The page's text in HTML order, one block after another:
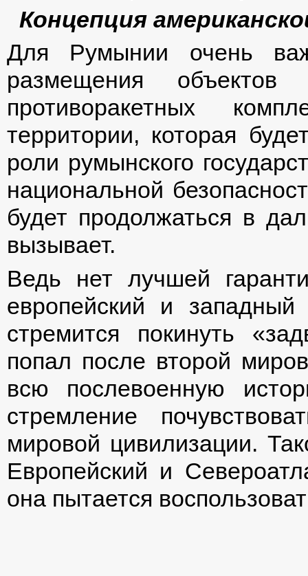
Концепция
Для Румынии очень
размещения
противоракетных
территории, которая
роли румынского
национальной
будет продолжаться в
вызывает.
Ведь нет лучшей
европейский и
стремится покинуть
попал после второй
всю послевоенную
стремление
мировой цивилизации.
Европейский и
она пытается